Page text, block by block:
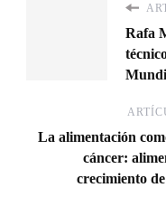
Rafa
La alimentación
cáncer:
crecimiento